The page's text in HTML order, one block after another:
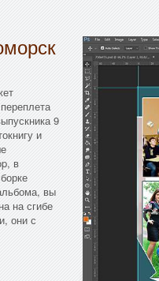
9
и
в
вы
на сгибе
они с